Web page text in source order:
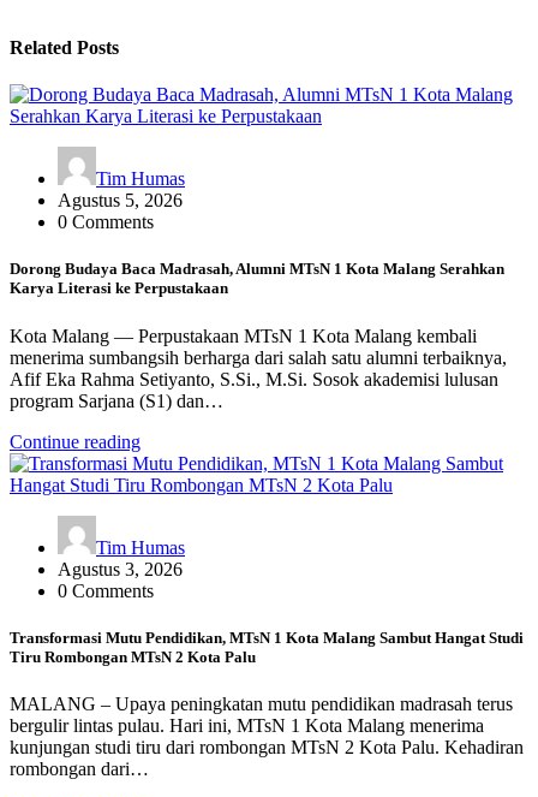
Related Posts
Tim Humas
Agustus 5, 2026
0 Comments
Dorong Budaya Baca Madrasah, Alumni MTsN 1 Kota Malang Serahkan
Karya Literasi ke Perpustakaan
Kota Malang — Perpustakaan MTsN 1 Kota Malang kembali
menerima sumbangsih berharga dari salah satu alumni terbaiknya,
Afif Eka Rahma Setiyanto, S.Si., M.Si. Sosok akademisi lulusan
program Sarjana (S1) dan…
Continue reading
Tim Humas
Agustus 3, 2026
0 Comments
Transformasi Mutu Pendidikan, MTsN 1 Kota Malang Sambut Hangat Studi
Tiru Rombongan MTsN 2 Kota Palu
MALANG – Upaya peningkatan mutu pendidikan madrasah terus
bergulir lintas pulau. Hari ini, MTsN 1 Kota Malang menerima
kunjungan studi tiru dari rombongan MTsN 2 Kota Palu. Kehadiran
rombongan dari…